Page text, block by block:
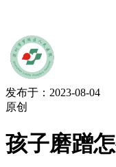
发布于：2023-08-04
原创
孩子磨蹭